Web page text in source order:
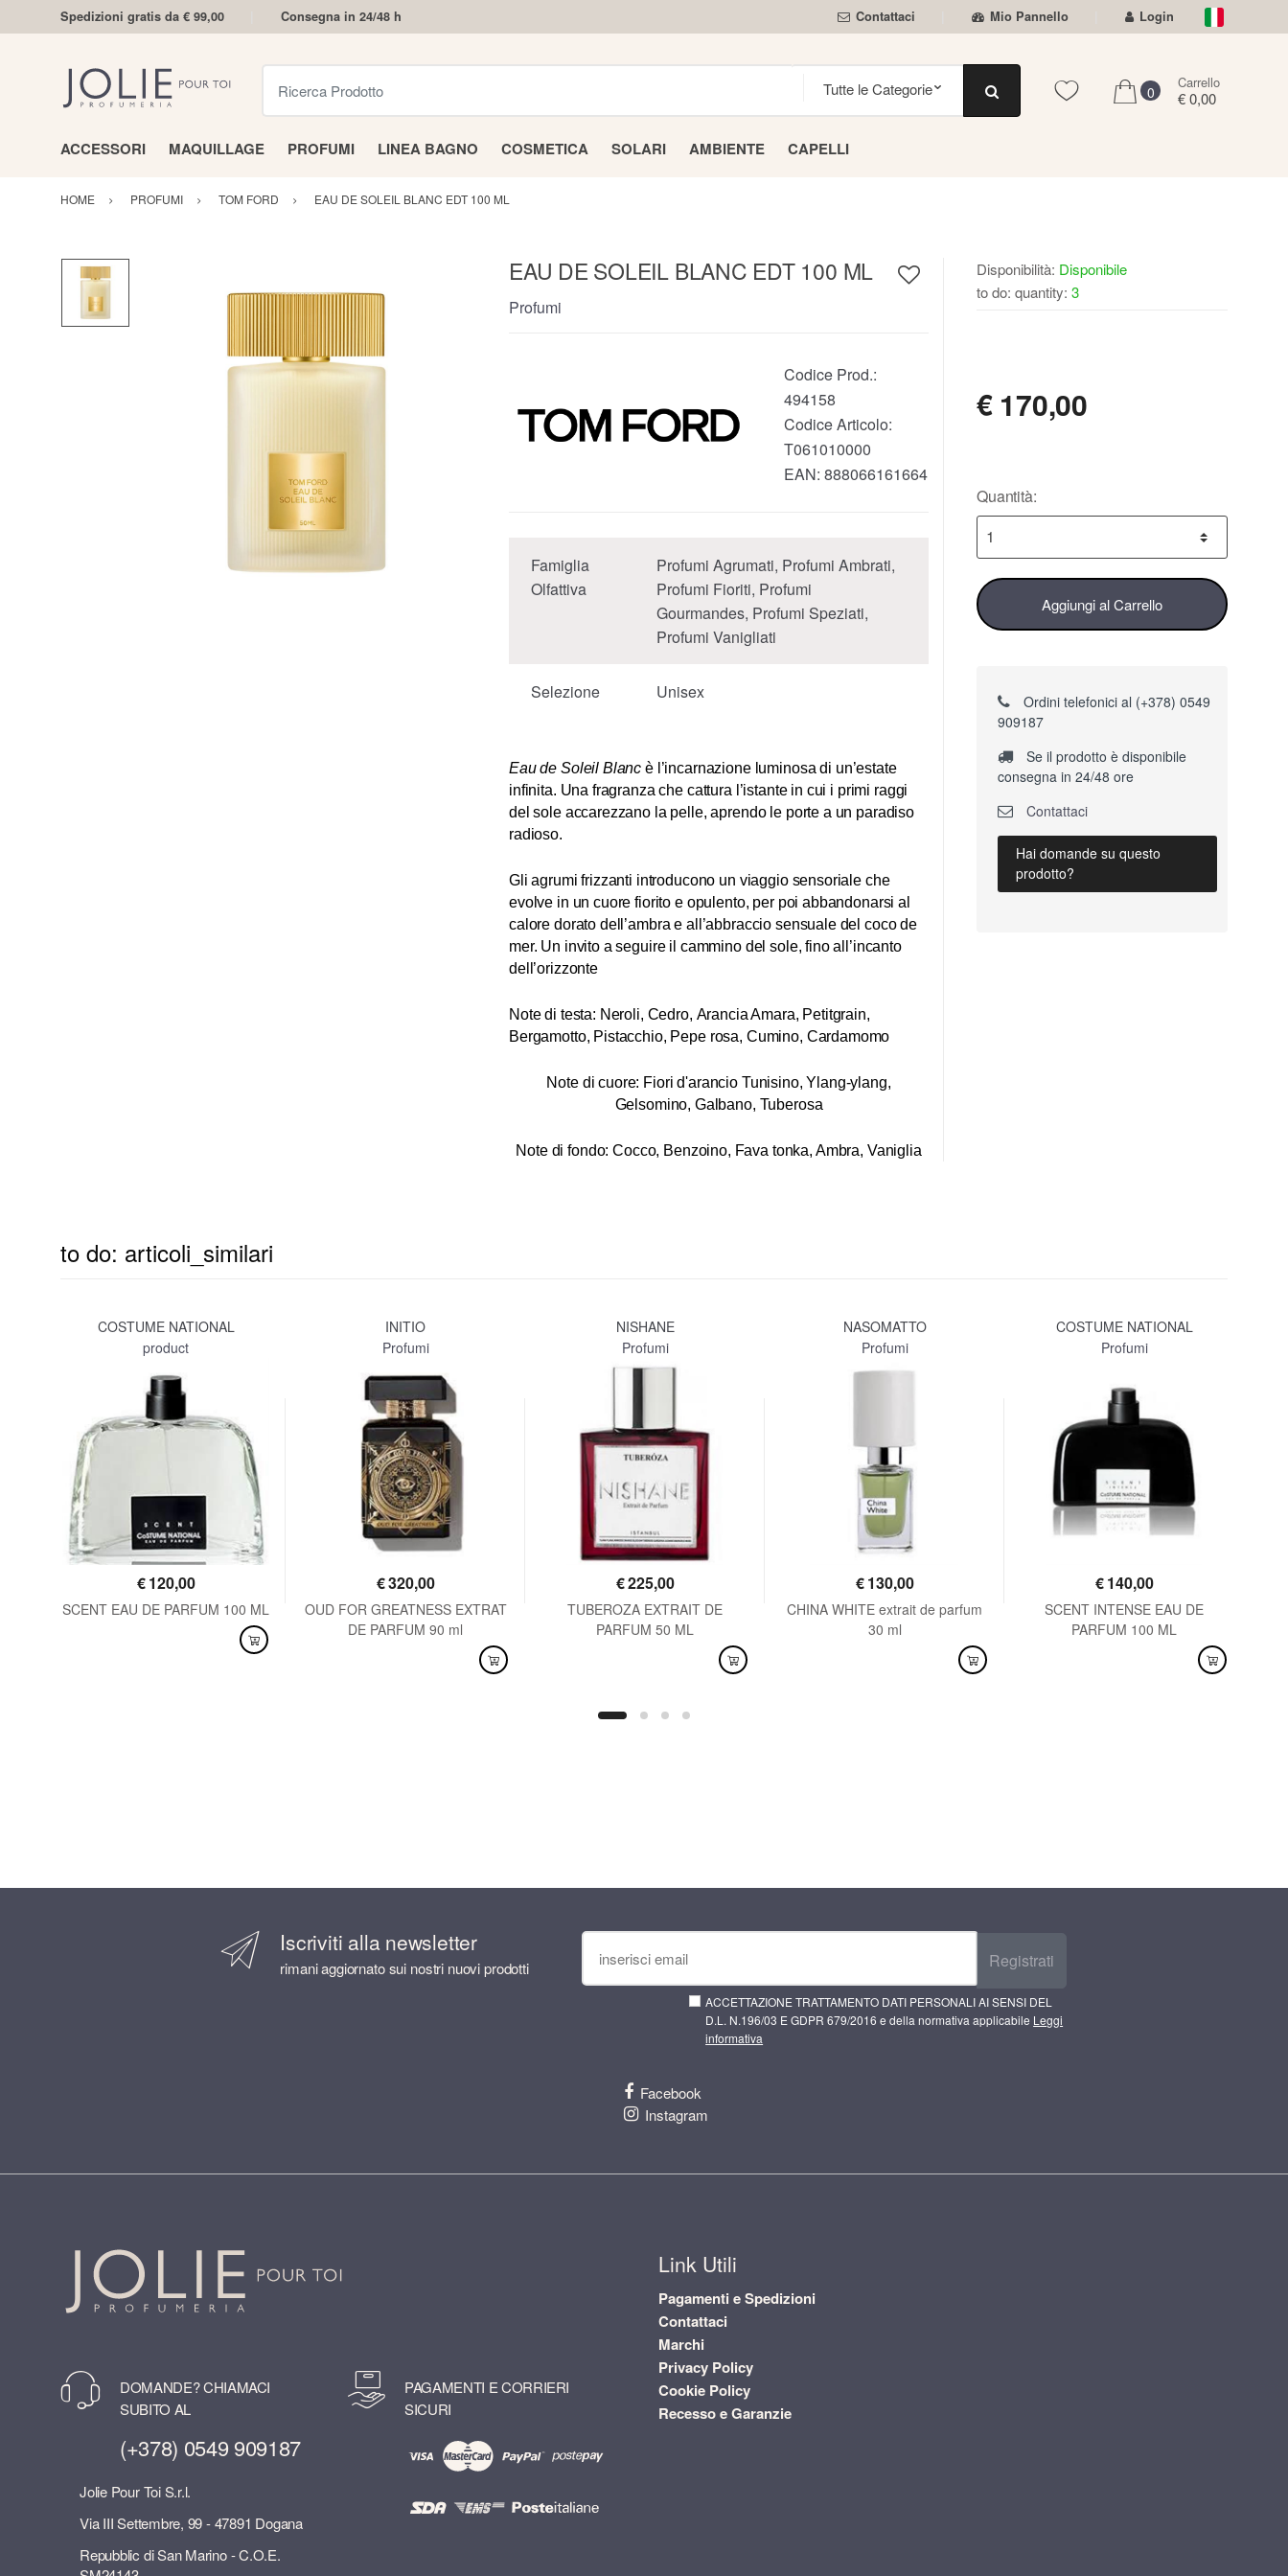
Spedizioni gratis da € 99,00 Consegna in 24/48 h Contattaci Mio Pannello Login
0
Carrello
€ 0,00
ACCESSORI MAQUILLAGE PROFUMI LINEA BAGNO COSMETICA SOLARI AMBIENTE CAPELLI
HOME PROFUMI TOM FORD EAU DE SOLEIL BLANC EDT 100 ML
EAU DE SOLEIL BLANC EDT 100 ML
Profumi
Codice Prod.:
494158
Codice Articolo:
T061010000
EAN: 888066161664
Famiglia
Olfattiva
Profumi Agrumati, Profumi Ambrati,
Profumi Fioriti, Profumi
Gourmandes, Profumi Speziati,
Profumi Vanigliati
Selezione Unisex
Eau de Soleil Blanc è l’incarnazione luminosa di un’estate
infinita. Una fragranza che cattura l’istante in cui i primi raggi
del sole accarezzano la pelle, aprendo le porte a un paradiso
radioso.
Gli agrumi frizzanti introducono un viaggio sensoriale che
evolve in un cuore fiorito e opulento, per poi abbandonarsi al
calore dorato dell’ambra e all’abbraccio sensuale del coco de
mer. Un invito a seguire il cammino del sole, fino all’incanto
dell’orizzonte
Note di testa: Neroli, Cedro, Arancia Amara, Petitgrain,
Bergamotto, Pistacchio, Pepe rosa, Cumino, Cardamomo
Note di cuore: Fiori d'arancio Tunisino, Ylang-ylang,
Gelsomino, Galbano, Tuberosa
Note di fondo: Cocco, Benzoino, Fava tonka, Ambra, Vaniglia
Disponibilità: Disponibile
to do: quantity: 3
€ 170,00
Quantità:
Aggiungi al Carrello
Ordini telefonici al (+378) 0549
909187
Se il prodotto è disponibile
consegna in 24/48 ore
Contattaci
Hai domande su questo
prodotto?
to do: articoli_similari
COSTUME NATIONAL
product
€120,00
SCENT EAU DE PARFUM 100 ML
INITIO
Profumi
€320,00
OUD FOR GREATNESS EXTRAT
DE PARFUM 90 ml
NISHANE
Profumi
€225,00
TUBEROZA EXTRAIT DE
PARFUM 50 ML
NASOMATTO
Profumi
€130,00
CHINA WHITE extrait de parfum
30 ml
COSTUME NATIONAL
Profumi
€140,00
SCENT INTENSE EAU DE
PARFUM 100 ML
Iscriviti alla newsletter
rimani aggiornato sui nostri nuovi prodotti Registrati
ACCETTAZIONE TRATTAMENTO DATI PERSONALI AI SENSI DEL
D.L. N.196/03 E GDPR 679/2016 e della normativa applicabile Leggi
informativa
Facebook
Instagram
DOMANDE? CHIAMACI
SUBITO AL
(+378) 0549 909187
Jolie Pour Toi S.r.l.
Via III Settembre, 99 - 47891 Dogana
Repubblic di San Marino - C.O.E.
PAGAMENTI E CORRIERI
SICURI
Link Utili
Pagamenti e Spedizioni
Contattaci
Marchi
Privacy Policy
Cookie Policy
Recesso e Garanzie